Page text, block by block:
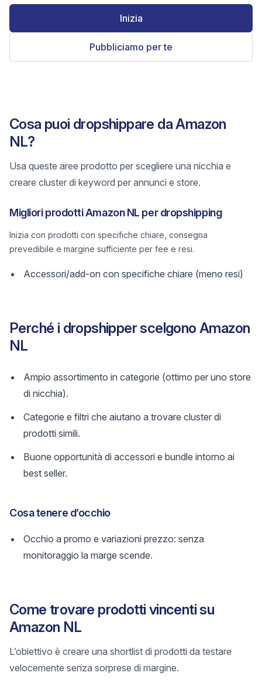
Inizia
Pubbliciamo per te
Cosa puoi dropshippare da Amazon
NL?
Usa queste aree prodotto per scegliere una nicchia e
creare cluster di keyword per annunci e store.
Migliori prodotti Amazon NL per dropshipping
Inizia con prodotti con specifiche chiare, consegna
prevedibile e margine sufficiente per fee e resi.
Accessori/add-on con specifiche chiare (meno resi)
Perché i dropshipper scelgono Amazon
NL
Ampio assortimento in categorie (ottimo per uno store
di nicchia).
Categorie e filtri che aiutano a trovare cluster di
prodotti simili.
Buone opportunità di accessori e bundle intorno ai
best seller.
Cosa tenere d’occhio
Occhio a promo e variazioni prezzo: senza
monitoraggio la marge scende.
Come trovare prodotti vincenti su
Amazon NL
L’obiettivo è creare una shortlist di prodotti da testare
velocemente senza sorprese di margine.